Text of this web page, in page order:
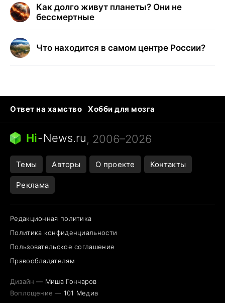
Как долго живут планеты? Они не
бессмертные
Что находится в самом центре России?
Ответ на хамство
Хобби для мозга
Бензин 100 и 95
Тунцы в океанариуме
Следующая пандемия
Hi-News.ru, 2006–2026
Темы Авторы О проекте Контакты
Реклама
Редакционная политика
Политика конфиденциальности
Пользовательское соглашение
Правообладателям
Дизайн — Миша Гончаров
Воплощение — 101 Медиа